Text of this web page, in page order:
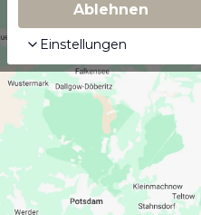
Ablehnen
Einstellungen